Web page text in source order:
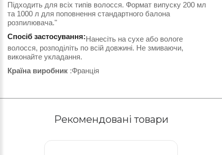
Підходить для всіх типів волосся. Формат випуску 200 мл
та 1000 л для поповнення стандартного балона
розпилювача."
Спосіб застосування:Нанесіть на сухе або вологе
волосся, розподіліть по всій довжині. Не змиваючи,
виконайте укладання.
Країна виробник :Франція
Рекомендовані товари